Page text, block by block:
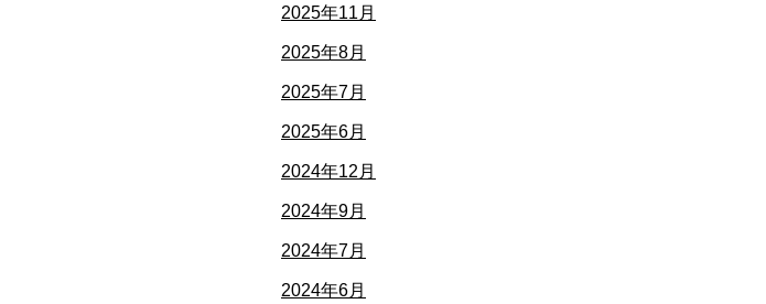
2025年11月
2025年8月
2025年7月
2025年6月
2024年12月
2024年9月
2024年7月
2024年6月